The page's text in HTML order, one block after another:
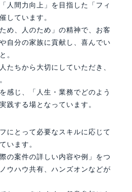
人間力向上」を目指した「フィ
しています。
め、人のため」の精神で、お客
自分の家族に貢献し、喜んでい
。
たちから大切にしていただき、
感じ、「人生・業務でどのよう
践する場となっています。
にとって必要なスキルに応じて
います。
の案件の詳しい内容や例」をつ
ウハウ共有、ハンズオンなどが